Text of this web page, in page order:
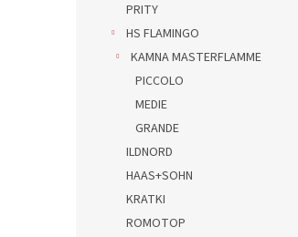
PRITY
HS FLAMINGO
KAMNA MASTERFLAMME
PICCOLO
MEDIE
GRANDE
ILDNORD
HAAS+SOHN
KRATKI
ROMOTOP